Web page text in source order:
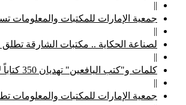
||
جمعية الإمارات للمكتبات والمعلومات
||
لصناعة الحكاية .. مكتبات الشارقة
||
كلمات و"كتب اليافعين" تهديان 350 كتاباً لأطفال "الإمارات الإنسانية"
||
جمعية الإمارات للمكتبات والمعلومات